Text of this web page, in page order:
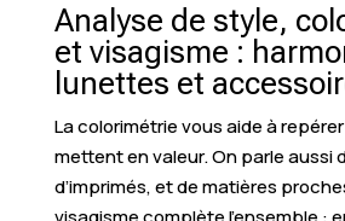
Analyse de style,
et visagisme :
lunettes et
La colorimétrie vous aide à
mettent en valeur. On parle aussi
d’imprimés, et de matières